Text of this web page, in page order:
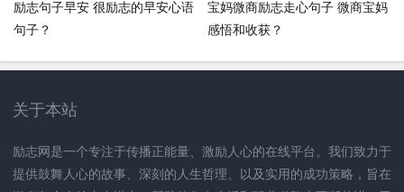
励志句子早安 很励志的早安心语
句子？
宝妈微商励志走心句子 微商宝妈
感悟和收获？
关于本站
励志网是一个专注于传播正能量、激励人心的在线平台。我们致力于
提供鼓舞人心的故事、深刻的人生哲理、以及实用的成功策略，旨在